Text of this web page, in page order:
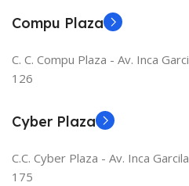
Compu Plaza
C. C. Compu Plaza - Av. Inca
126
Cyber Plaza
C.C. Cyber Plaza - Av. Inca
175